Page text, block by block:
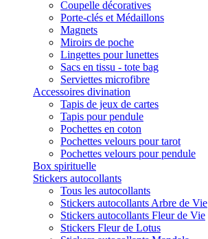
Coupelle décoratives
Porte-clés et Médaillons
Magnets
Miroirs de poche
Lingettes pour lunettes
Sacs en tissu - tote bag
Serviettes microfibre
Accessoires divination
Tapis de jeux de cartes
Tapis pour pendule
Pochettes en coton
Pochettes velours pour tarot
Pochettes velours pour pendule
Box spirituelle
Stickers autocollants
Tous les autocollants
Stickers autocollants Arbre de Vie
Stickers autocollants Fleur de Vie
Stickers Fleur de Lotus